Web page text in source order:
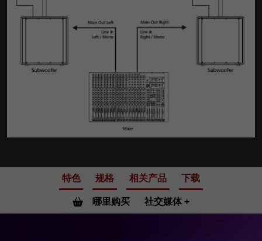
特色 规格 相关产品 下载
哪里购买 社交媒体